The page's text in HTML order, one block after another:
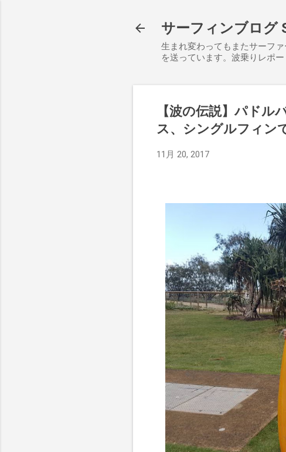
サーフィンブログ
生まれ変わってもまたサーフ
を送っています。波乗りレポ
【波の伝説】パドル
ス、シングルフィン
11月 20, 2017